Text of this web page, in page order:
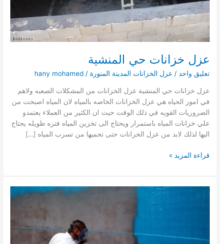
عزل خزانات حي المنشية
تعليق واحد / عزل الخزانات المدينة المنورة /
hany mohamed
عزل خزانات حي المنشية عزل الخزانات من المشكلات الصعبه ولاهم
في امور الحياه هي عزل الخزانات الخاصه بالمياه لان المياه اصبحت من
الضروريات القويه في ذلك الوقت حيث ان الكثير من العملاء يعتمدو
علي خزانات المياه باستمرار ويحتاج الى تخزين المياه فتره طويله يحتاج
اليها لذلك لابد من عزل الخزانات حتى تحميها من تسرب المياه […]
عزل
حي
المنشية
قراءة المزيد »